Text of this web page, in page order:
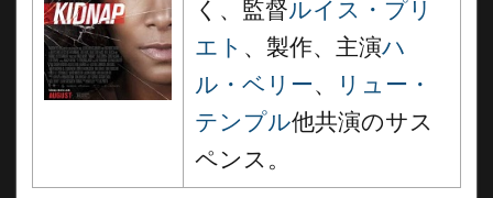
く、監督ルイス・プリ
エト 、製作、主演ハ
ル・ベリー、
リュー・
テンプル他共演のサス
ペンス。